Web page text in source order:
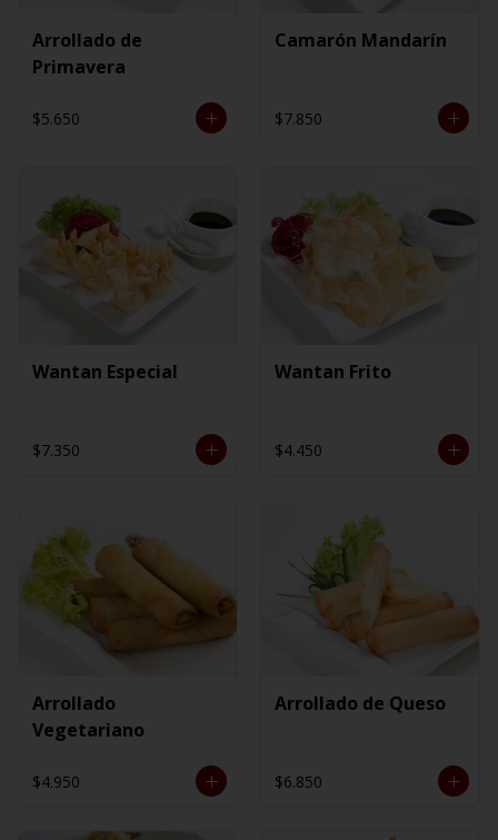
Arrollado de
Primavera
$5.650
Camarón Mandarín
$7.850
Wantan Especial
$7.350
Wantan Frito
$4.450
Arrollado
Vegetariano
$4.950
Arrollado de Queso
$6.850